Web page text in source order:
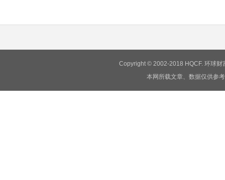
Copyright © 2002-2018 HQCF. 环球
本网所载文章、数据仅供参